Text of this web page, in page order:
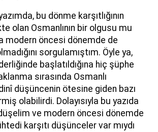
bu dönme karşıtlığının
olan Osmanlının bir olgusu mu
modern öncesi dönemde de
sorgulamıştım. Öyle ya,
başlatıldığına hiç şüphe
sırasında Osmanlı
düşüncenin ötesine giden bazı
olabilirdi. Dolayısıyla bu yazıda
ve modern öncesi dönemde
karşıtı düşünceler var mıydı